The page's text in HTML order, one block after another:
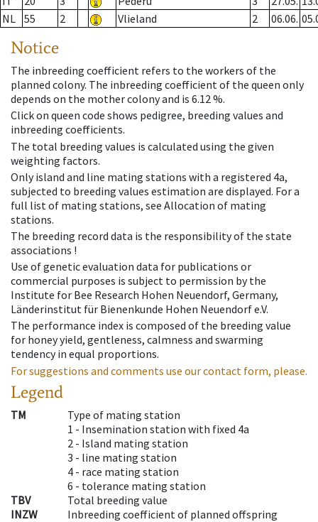
NL 55 2 Vlieland 2 06.06.
Notice
The inbreeding coefficient refers to the workers of the
planned colony. The inbreeding coefficient of the queen only
depends on the mother colony and is 6.12 %.
Click on queen code shows pedigree, breeding values and
inbreeding coefficients.
The total breeding values is calculated using the given
weighting factors.
Only island and line mating stations with a registered 4a,
subjected to breeding values estimation are displayed. For a
full list of mating stations, see Allocation of mating
stations.
The breeding record data is the responsibility of the state
associations !
Use of genetic evaluation data for publications or
commercial purposes is subject to permission by the
Institute for Bee Research Hohen Neuendorf, Germany,
Länderinstitut für Bienenkunde Hohen Neuendorf e.V.
The performance index is composed of the breeding value
for honey yield, gentleness, calmness and swarming
tendency in equal proportions.
For suggestions and comments use our contact form, please.
Legend
TM
Type of mating station
1 - Insemination station with fixed 4a
2 - Island mating station
3 - line mating station
4 - race mating station
6 - tolerance mating station
TBV
Total breeding value
INZW
Inbreeding coefficient of planned offspring